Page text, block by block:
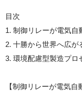
目次
1. 制御リレーが電気自
2. 十勝から世界へ広が
3. 環境配慮型製造プロ
【制御リレーが電気自